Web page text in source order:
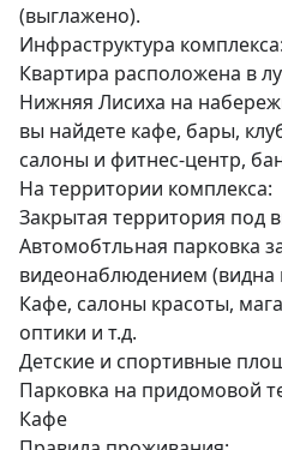
(выглажено).
Инфраструктура комплекса:
Квартира расположена в
Нижняя Лисиха на
вы найдете кафе, бары,
салоны и фитнес-центр,
На территории комплекса:
Закрытая территория под
Автомобтльная парковка
видеонаблюдением (видна
Кафе, салоны красоты,
оптики и т.д.
Детские и спортивные
Парковка на придомовой
Кафе